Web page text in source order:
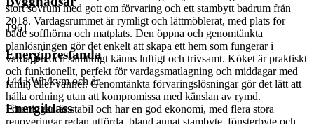
stort sovrum med gott om förvaring och ett stambytt badrum från
2018. Vardagsrummet är rymligt och lättmöblerat, med plats för
både soffhörna och matplats. Den öppna och genomtänkta
planlösningen gör det enkelt att skapa ett hem som fungerar i
vardagen och samtidigt känns luftigt och trivsamt. Köket är praktiskt
och funktionellt, perfekt för vardagsmatlagning och middagar med
familj eller vänner. Genomtänkta förvaringslösningar gör det lätt att
hålla ordning utan att kompromissa med känslan av rymd.
Föreningen är stabil och har en god ekonomi, med flera stora
renoveringar redan utförda, bland annat stambyte, fönsterbyte och
1961
Energiprestanda
144 kWh/kvm och år
Energiklass